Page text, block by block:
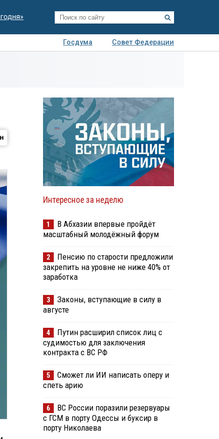
Госдума
Совет Федерации
Интересное за неделю
1
В Абхазии впервые пройдёт
масштабный молодёжный форум
2
Пенсию по старости предложили
закрепить на уровне не ниже 40% от
заработка
3
Законы, вступающие в силу в
августе
4
Путин расширил список лиц с
судимостью для заключения
контракта с ВС РФ
5
Сможет ли ИИ написать оперу и
спеть арию
6
ВС России поразили резервуары
с ГСМ в порту Одессы и буксир в
порту Николаева